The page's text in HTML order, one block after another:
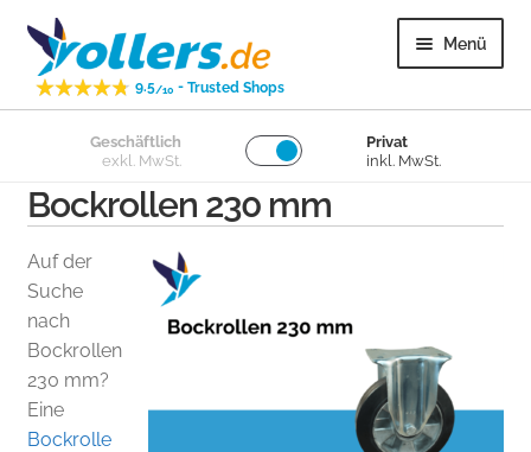
Zur
Navigation
springen
Zum
Inhalt
springen
9.5/10 - Trusted Shops
Menü
Lenkrollen
Bockrollen
Lose Räder
Überige
Kundenservice
Geschäftlich
exkl. MwSt.
Privat
inkl. MwSt.
Bockrollen 230 mm
Auf der
Suche
nach
Bockrollen
230 mm?
Eine
Bockrolle